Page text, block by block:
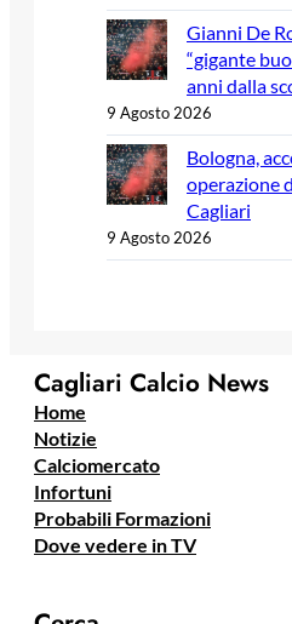
Gianni De
“gigante
anni dalla
9 Agosto 2026
Bologna,
operazione
Cagliari
9 Agosto 2026
Cagliari Calcio News
Home
Notizie
Calciomercato
Infortuni
Probabili Formazioni
Dove vedere in TV